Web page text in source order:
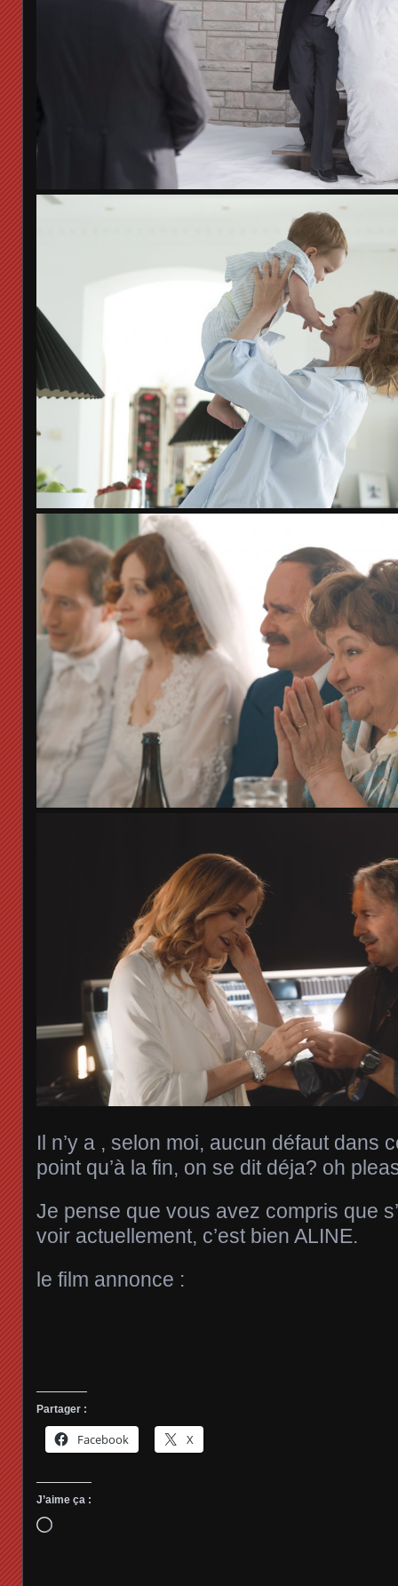
Il n’y a , selon moi, aucun défaut dans
point qu’à la fin, on se dit déja? oh
Je pense que vous avez compris que
voir actuellement, c’est bien ALINE.
le film annonce :
Partager :
Facebook X
J’aime ça :
Chargement…